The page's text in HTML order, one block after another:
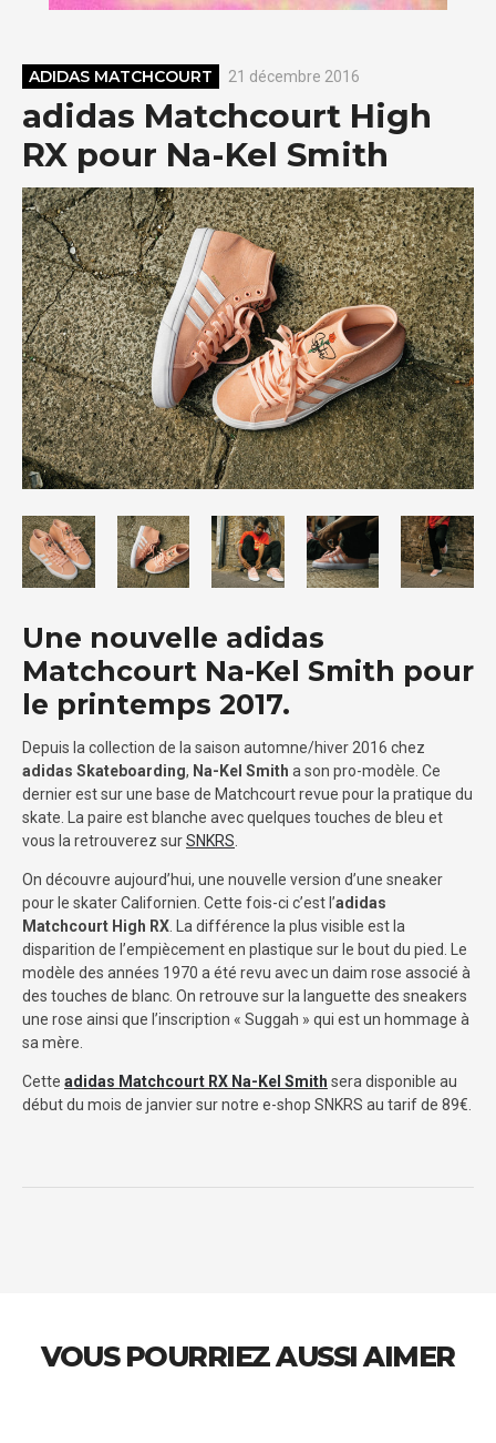
ADIDAS MATCHCOURT 21 décembre 2016
adidas Matchcourt High
RX pour Na-Kel Smith
Une nouvelle adidas
Matchcourt Na-Kel Smith pour
le printemps 2017.
Depuis la collection de la saison automne/hiver 2016 chez
adidas Skateboarding, Na-Kel Smith a son pro-modèle. Ce
dernier est sur une base de Matchcourt revue pour la pratique du
skate. La paire est blanche avec quelques touches de bleu et
vous la retrouverez surSNKRS.
On découvre aujourd’hui, une nouvelle version d’une sneaker
pour le skater Californien. Cette fois-ci c’est l’adidas
Matchcourt High RX. La différence la plus visible est la
disparition de l’empiècement en plastique sur le bout du pied. Le
modèle des années 1970 a été revu avec un daim rose associé à
des touches de blanc. On retrouve sur la languette des sneakers
une rose ainsi que l’inscription « Suggah » qui est un hommage à
sa mère.
Cette adidas Matchcourt RX Na-Kel Smith sera disponible au
début du mois de janvier sur notre e-shop SNKRS au tarif de 89€.
VOUS POURRIEZ AUSSI AIMER